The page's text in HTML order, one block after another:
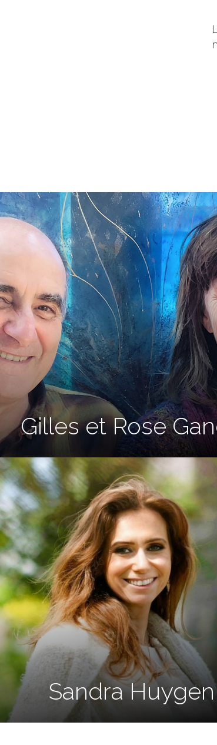
Gilles et Rose
Sandra Huygen